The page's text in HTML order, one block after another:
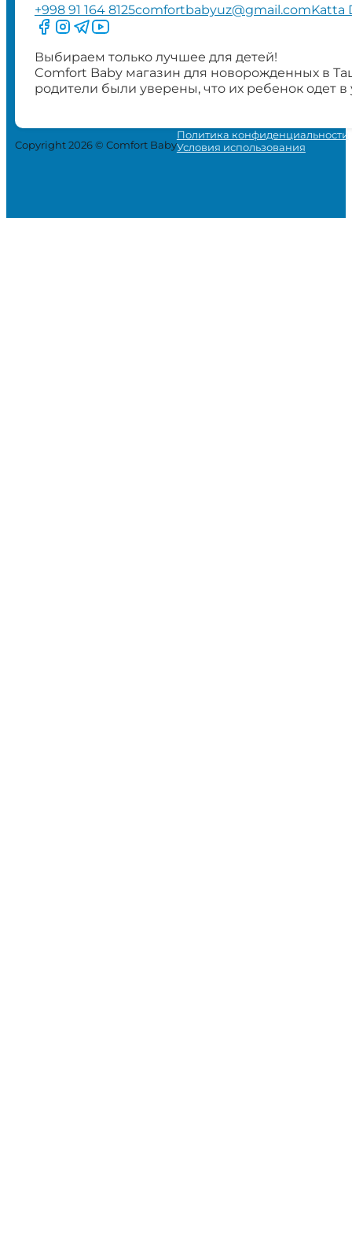
+998 91 164 8125comfortbabyuz@gmail.comKatta
Следите за нами на Facebook
Следите за нами в Instagram
Следите за нами в Telegram
Следите за нами в YouTube
Выбираем только лучшее для детей!
Comfort Baby магазин для новорожденных в
родители были уверены, что их ребенок одет
Copyright 2026 © Comfort Baby
Политика конфиденциальности
Условия использования